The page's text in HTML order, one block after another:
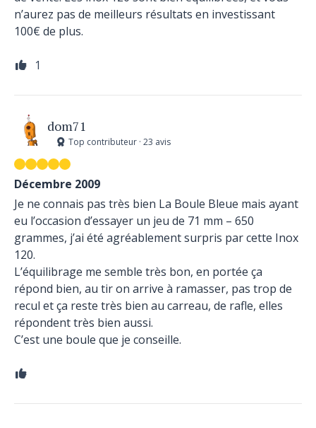
n’aurez pas de meilleurs résultats en investissant
100€ de plus.
1
dom71
Top contributeur · 23 avis
Décembre 2009
Je ne connais pas très bien La Boule Bleue mais ayant
eu l’occasion d’essayer un jeu de 71 mm – 650
grammes, j’ai été agréablement surpris par cette Inox
120.
L’équilibrage me semble très bon, en portée ça
répond bien, au tir on arrive à ramasser, pas trop de
recul et ça reste très bien au carreau, de rafle, elles
répondent très bien aussi.
C’est une boule que je conseille.